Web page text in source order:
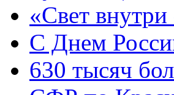
«Свет
C Днем
630 тысяч